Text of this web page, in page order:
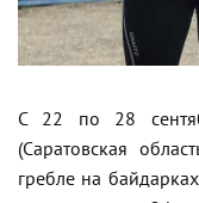
С 22 по 28
(Саратовская
гребле на